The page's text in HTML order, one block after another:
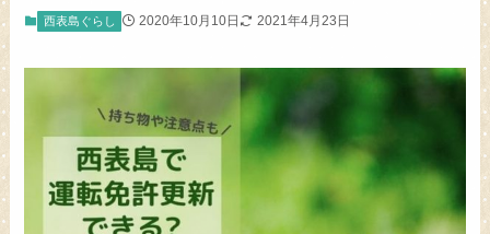
西表島ぐらし 2020年10月10日 2021年4月23日